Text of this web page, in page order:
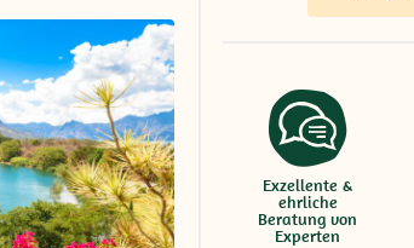
Exzellente &
ehrliche
Beratung von
Experten